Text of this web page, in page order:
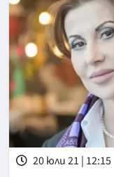
20 юли 21 | 12:15